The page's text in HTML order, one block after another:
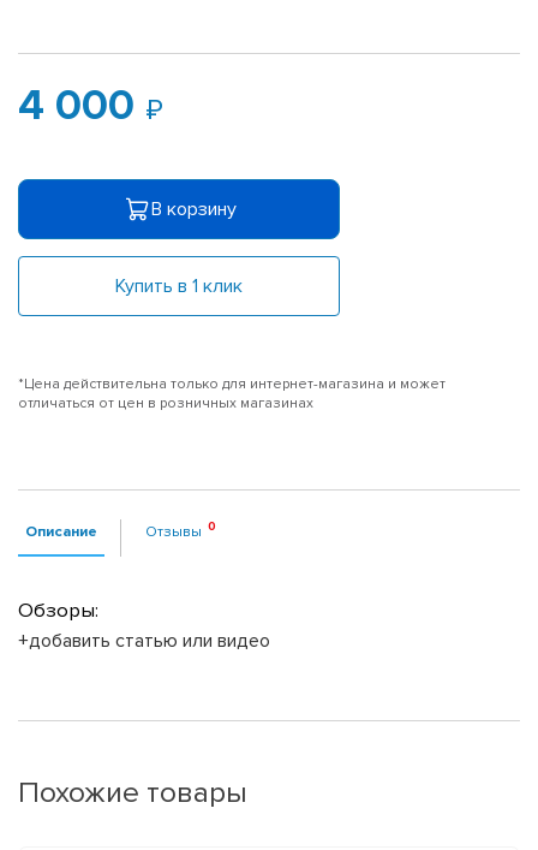
4 000
В корзину
Купить в 1 клик
*Цена действительна только для интернет-магазина и может
отличаться от цен в розничных магазинах
Описание Отзывы
Обзоры:
+добавить статью или видео
Похожие товары